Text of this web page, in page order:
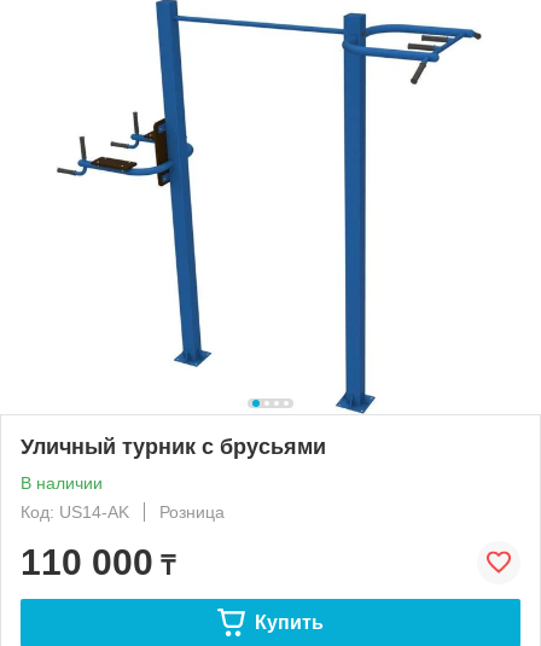
Уличный турник с брусьями
В наличии
Код: US14-AK
Розница
110 000 ₸
Купить